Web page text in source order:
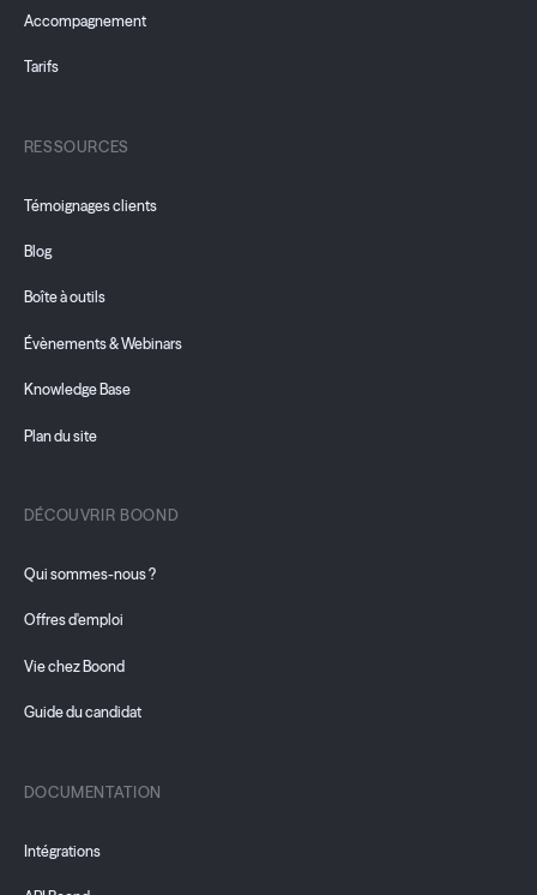
Accompagnement
Tarifs
RESSOURCES
Témoignages clients
Blog
Boîte à outils
Évènements & Webinars
Knowledge Base
Plan du site
DÉCOUVRIR BOOND
Qui sommes-nous ?
Offres d'emploi
Vie chez Boond
Guide du candidat
DOCUMENTATION
Intégrations